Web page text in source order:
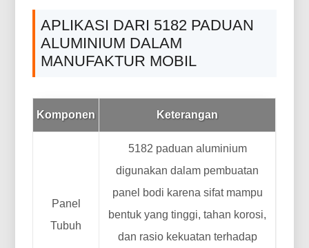
APLIKASI DARI 5182 PADUAN
ALUMINIUM DALAM
MANUFAKTUR MOBIL
Komponen Keterangan
Panel
Tubuh
5182 paduan aluminium
digunakan dalam pembuatan
panel bodi karena sifat mampu
bentuk yang tinggi, tahan korosi,
dan rasio kekuatan terhadap